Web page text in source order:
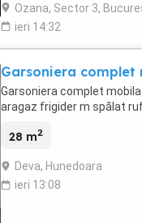
Ozana, Sector 3,
ieri 14:32
Garsoniera
Garsoniera complet
aragaz frigider m spălat
28 m2
Deva, Hunedoara
ieri 13:08